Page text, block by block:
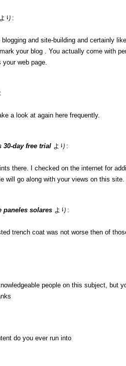
より:
and site-building and certainly
your blog . You actually come with
web page.
a look at again here frequently.
30-day free trial より:
there. I checked on the internet for
will go along with your views on this site.
paneles solares より:
trench coat was not worse then of
people on this subject, but
do you ever run into